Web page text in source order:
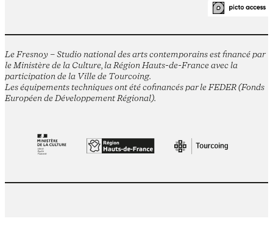
Le Fresnoy – Studio national des arts contemporains est financé par
le Ministère de la Culture, la Région Hauts-de-France avec la
participation de la Ville de Tourcoing.
Les équipements techniques ont été cofinancés par le FEDER (Fonds
Européen de Développement Régional).